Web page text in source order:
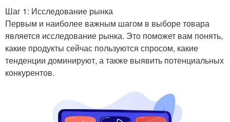
Шаг 1: Исследование рынка
Первым и наиболее важным шагом в выборе товара
является исследование рынка. Это поможет вам понять,
какие продукты сейчас пользуются спросом, какие
тенденции доминируют, а также выявить потенциальных
конкурентов.